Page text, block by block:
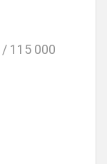
/ 115 000